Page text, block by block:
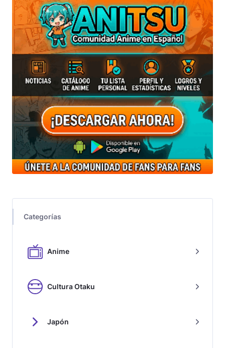
Categorías
Anime
Cultura Otaku
Japón